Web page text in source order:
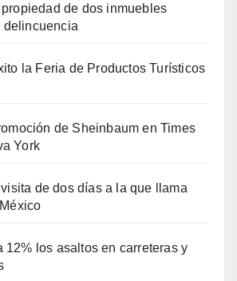
de dos inmuebles
delincuencia
la Feria de Productos Turísticos
de Sheinbaum en Times
York
de dos días a la que llama
12% los asaltos en carreteras y